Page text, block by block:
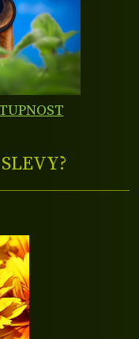
SLEVY?